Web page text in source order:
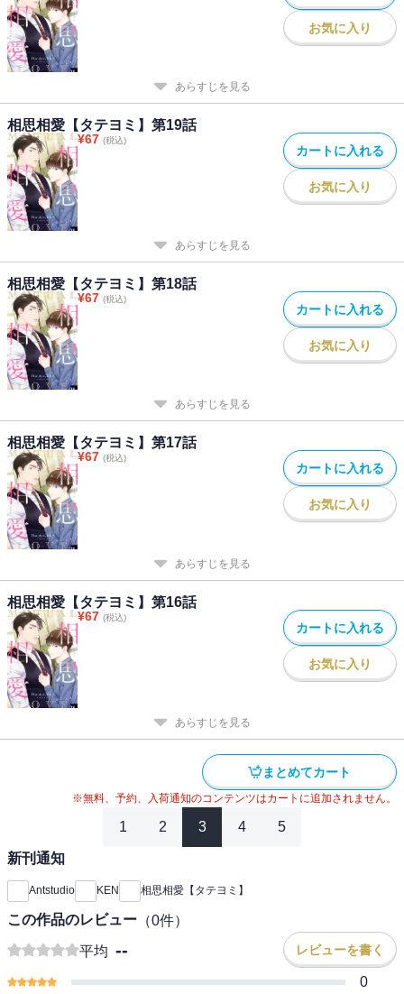
お気に入り
あらすじを見る
相思相愛【タテヨミ】第19話
¥67 (税込)
カートに入れる
お気に入り
あらすじを見る
相思相愛【タテヨミ】第18話
¥67 (税込)
カートに入れる
お気に入り
あらすじを見る
相思相愛【タテヨミ】第17話
¥67 (税込)
カートに入れる
お気に入り
あらすじを見る
相思相愛【タテヨミ】第16話
¥67 (税込)
カートに入れる
お気に入り
あらすじを見る
まとめてカート
※無料、予約、入荷通知のコンテンツはカートに追加されません。
1 2 3 4 5
新刊通知
Antstudio KEN 相思相愛【タテヨミ】
この作品のレビュー （0件）
平均 -- レビューを書く
0